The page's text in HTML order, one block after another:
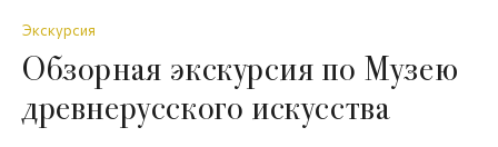
Экскурсия
Обзорная экскурсия по Музею
древнерусского искусства